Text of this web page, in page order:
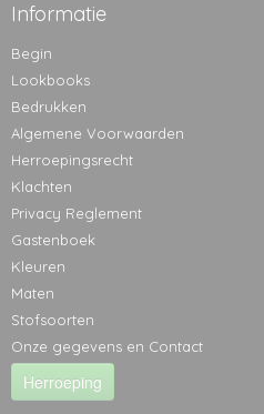
Informatie
Begin
Lookbooks
Bedrukken
Algemene Voorwaarden
Herroepingsrecht
Klachten
Privacy Reglement
Gastenboek
Kleuren
Maten
Stofsoorten
Onze gegevens en Contact
Herroeping